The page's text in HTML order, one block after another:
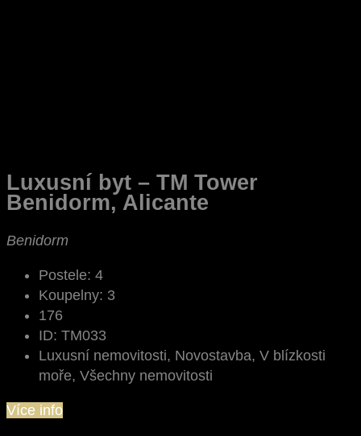
Luxusní byt – TM Tower
Benidorm, Alicante
Benidorm
Postele: 4
Koupelny: 3
176
ID: TM033
Luxusní nemovitosti, Novostavba, V blízkosti
moře, Všechny nemovitosti
Více info